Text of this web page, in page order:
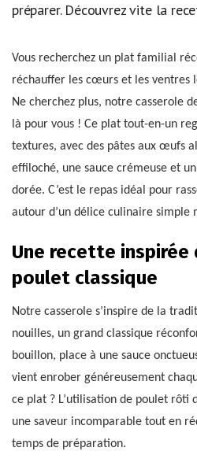
préparer. Découvrez vite la
Vous recherchez un plat familial
réchauffer les cœurs et les ventres
Ne cherchez plus, notre casserole
là pour vous ! Ce plat tout-en-un
textures, avec des pâtes aux œufs
effiloché, une sauce crémeuse et
dorée. C’est le repas idéal pour
autour d’un délice culinaire simple
Une recette inspirée
poulet classique
Notre casserole s’inspire de la
nouilles, un grand classique
bouillon, place à une sauce
vient enrober généreusement
ce plat ? L’utilisation de poulet rôti
une saveur incomparable tout en
temps de préparation.